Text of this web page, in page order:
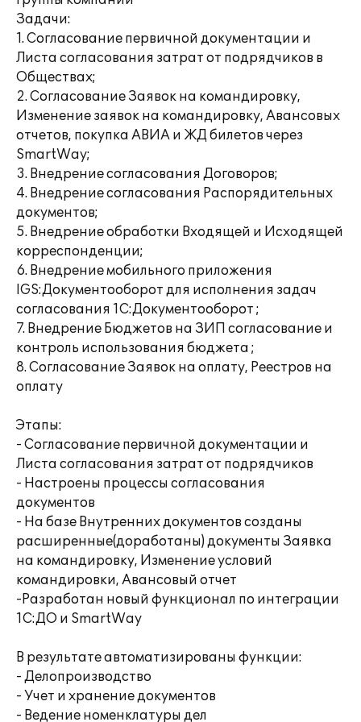
Задачи:
1. Согласование первичной документации и
Листа согласования затрат от подрядчиков в
Обществах;
2. Согласование Заявок на командировку,
Изменение заявок на командировку, Авансовых
отчетов, покупка АВИА и ЖД билетов через
SmartWay;
3. Внедрение согласования Договоров;
4. Внедрение согласования Распорядительных
документов;
5. Внедрение обработки Входящей и Исходящей
корреспонденции;
6. Внедрение мобильного приложения
IGS:Документооборот для исполнения задач
согласования 1С:Документооборот ;
7. Внедрение Бюджетов на ЗИП согласование и
контроль использования бюджета ;
8. Согласование Заявок на оплату, Реестров на
оплату
Этапы:
- Согласование первичной документации и
Листа согласования затрат от подрядчиков
- Настроены процессы согласования
документов
- На базе Внутренних документов созданы
расширенные(доработаны) документы Заявка
на командировку, Изменение условий
командировки, Авансовый отчет
-Разработан новый функционал по интеграции
1С:ДО и SmartWay
В результате автоматизированы функции:
- Делопроизводство
- Учет и хранение документов
- Ведение номенклатуры дел